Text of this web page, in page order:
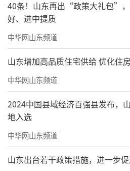
40条！山东再出“政策大礼包”
好、进中提质
中华网山东频道
山东增加高品质住宅供给 优化住
中华网山东频道
2024中国县域经济百强县发布，
地入选
中华网山东频道
山东出台若干政策措施，进一步